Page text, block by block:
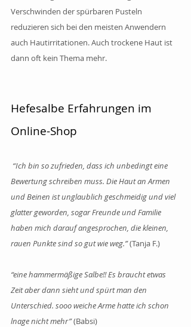
Verschwinden der spürbaren Pusteln
reduzieren sich bei den meisten Anwendern
auch Hautirritationen. Auch trockene Haut ist
dann oft kein Thema mehr.
Hefesalbe Erfahrungen im
Online-Shop
“Ich bin so zufrieden, dass ich unbedingt eine
Bewertung schreiben muss. Die Haut an Armen
und Beinen ist unglaublich geschmeidig und viel
glatter geworden, sogar Freunde und Familie
haben mich darauf angesprochen, die kleinen,
rauen Punkte sind so gut wie weg.” (Tanja F.)
“eine hammermäßige Salbe!! Es braucht etwas
Zeit aber dann sieht und spürt man den
Unterschied. sooo weiche Arme hatte ich schon
lnage nicht mehr” (Babsi)